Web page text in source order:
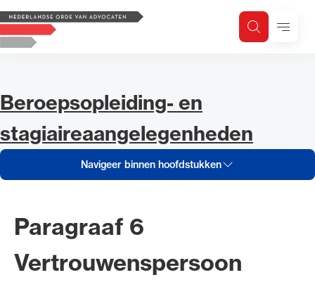
Logo, to the homepage
ZoekenMenu
Navigeer binnen hoofdstukken
Paragraaf 6
Vertrouwenspersoon
Navigeer inhoud van
Beroepsopleiding- en
stagiaireaangelegenheden
Navigeer inhoud van
Zoek op trefwoord